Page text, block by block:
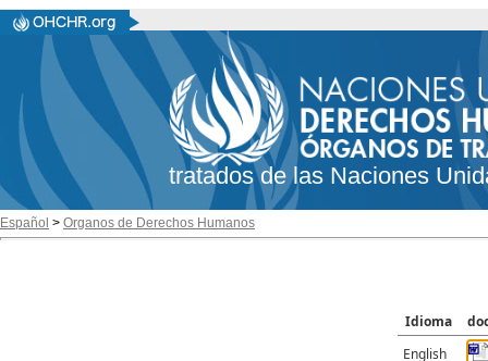
tratados de las Naciones
Español > Organos de Derechos Humanos
Idioma
English